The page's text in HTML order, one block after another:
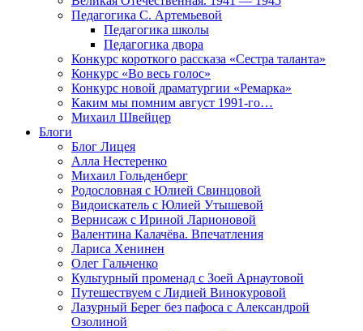
Педагогика С. Артемьевой
Педагогика школы
Педагогика двора
Конкурс короткого рассказа «Сестра таланта»
Конкурс «Во весь голос»
Конкурс новой драматургии «Ремарка»
Каким мы помним август 1991-го…
Михаил Швейцер
Блоги
Блог Лицея
Алла Нестеренко
Михаил Гольденберг
Родословная с Юлией Свинцовой
Видоискатель с Юлией Утышевой
Вернисаж с Ириной Ларионовой
Валентина Калачёва. Впечатления
Лариса Хенинен
Олег Гальченко
Культурный променад с Зоей Арнаутовой
Путешествуем с Лидией Винокуровой
Лазурный Берег без пафоса с Александрой
Озолиной